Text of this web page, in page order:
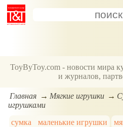
ToyByToy.com - новости мира
и журналов,
Главная Мягкие игрушки
игрушками
сумка
маленькие игрушки